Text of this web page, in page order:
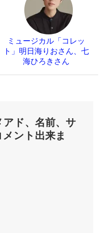
ミュージカル「コレッ
ト」明日海りおさん、七
海ひろきさん
ド、名前、サ
ント出来ま